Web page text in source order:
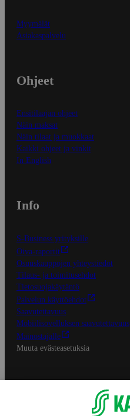
Myymälät
Asiakaspalvelu
Ohjeet
Ensitilaajan ohjeet
Näin maksat
Näin tilaat ja muokkaat
Kaikki ohjeet ja vinkit
In English
Info
S-Business yrityksille
Oiva-raportit
Osuuskauppojen yhteystiedot
Tilaus- ja toimitusehdot
Tietosuojakäytäntö
Palvelun käyttöehdot
Saavutettavuus
Mobiilisovelluksen saavutettavuus
Mainostajalle
Muuta evästeasetuksia
S-ryhmän palvelut